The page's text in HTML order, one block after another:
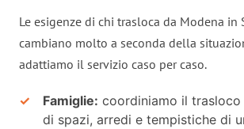
Le esigenze di chi trasloca da Modena in
cambiano molto a seconda della
adattiamo il servizio caso per caso.
Famiglie: coordiniamo il
di spazi, arredi e tempistiche di